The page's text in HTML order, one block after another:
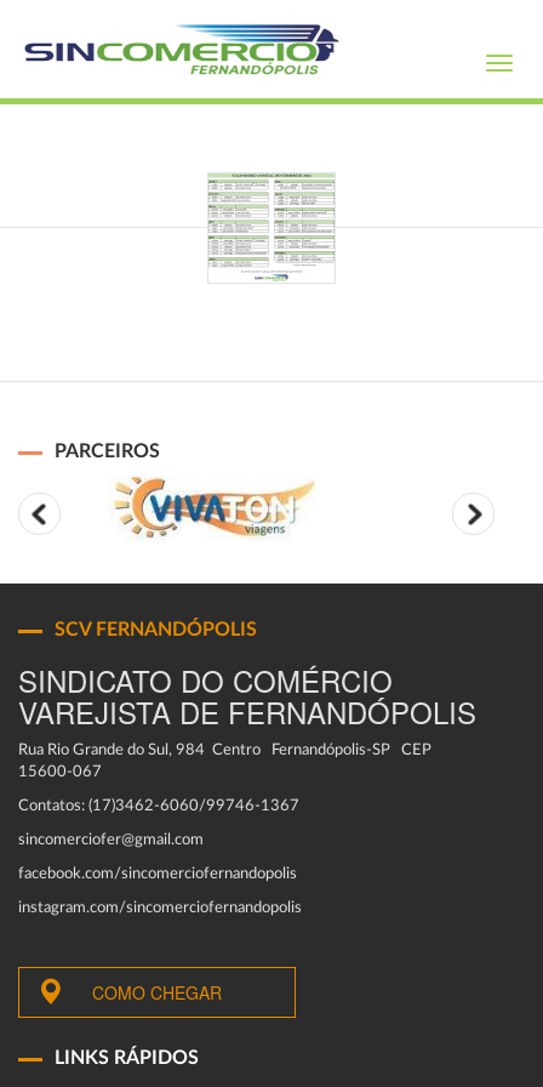
PARCEIROS
SCV FERNANDÓPOLIS
SINDICATO DO COMÉRCIO
VAREJISTA DE FERNANDÓPOLIS
Rua Rio Grande do Sul, 984 Centro Fernandópolis-SP CEP
15600-067
Contatos: (17)3462-6060/99746-1367
sincomerciofer@gmail.com
facebook.com/sincomerciofernandopolis
instagram.com/sincomerciofernandopolis
COMO CHEGAR
LINKS RÁPIDOS